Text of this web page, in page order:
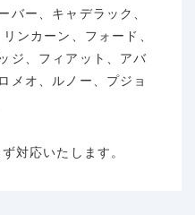
バー、キャデラック、
ンカーン、フォード、
ジ、フィアット、アバ
メオ、ルノー、プジョ
対応いたします。